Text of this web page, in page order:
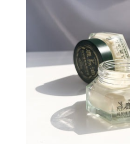
社ア
世界